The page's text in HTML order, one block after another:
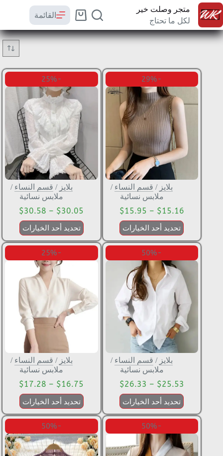
متجر وصلت خير
لكل ما تحتاج
القائمة
-29%
بلايز / قسم النساء /
ملابس نسائية
$15.16
–
$15.95
تحديد أحد الخيارات
-25%
بلايز / قسم النساء /
ملابس نسائية
$30.05
–
$30.58
تحديد أحد الخيارات
-50%
بلايز / قسم النساء /
ملابس نسائية
$25.53
–
$26.33
تحديد أحد الخيارات
-25%
بلايز / قسم النساء /
ملابس نسائية
$16.75
–
$17.28
تحديد أحد الخيارات
-50%
-50%